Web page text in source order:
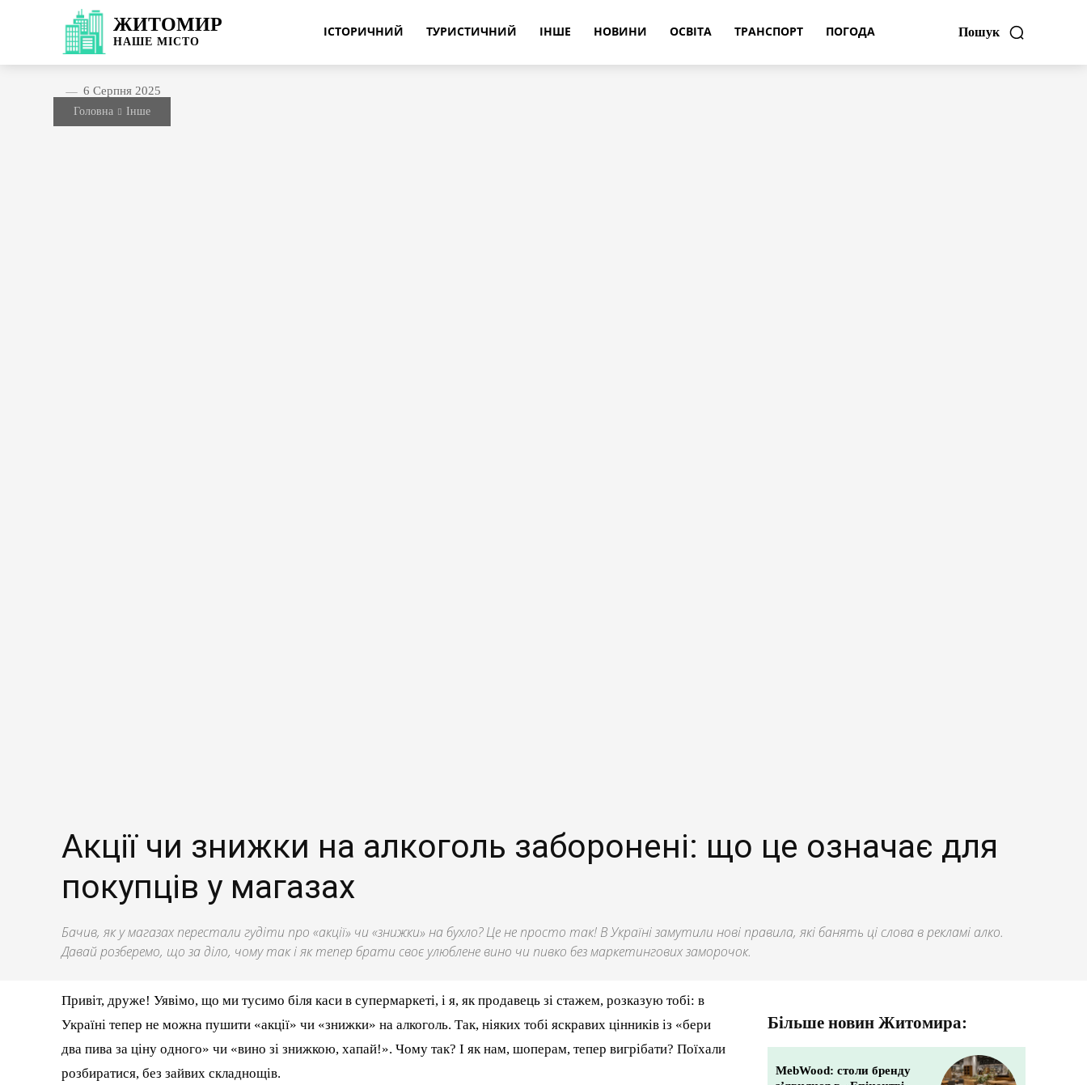
ЖИТОМИР
НАШЕ МІСТО
Пошук
ІСТОРИЧНИЙ ТУРИСТИЧНИЙ ІНШЕ НОВИНИ ОСВІТА ТРАНСПОРТ ПОГОДА
6 Серпня 2025
Головна Інше
Акції чи знижки на алкоголь заборонені: що це означає для
покупців у магазах
Бачив, як у магазах перестали гудіти про «акції» чи «знижки» на бухло? Це не просто так! В Україні замутили нові правила, які банять ці слова в рекламі алко.
Давай розберемо, що за діло, чому так і як тепер брати своє улюблене вино чи пивко без маркетингових заморочок.
Привіт, друже! Уявімо, що ми тусимо біля каси в супермаркеті, і я, як продавець зі стажем, розказую тобі: в
Україні тепер не можна пушити «акції» чи «знижки» на алкоголь. Так, ніяких тобі яскравих цінників із «бери
два пива за ціну одного» чи «вино зі знижкою, хапай!». Чому так? І як нам, шоперам, тепер вигрібати? Поїхали
розбиратися, без зайвих складнощів.
Більше новин Житомира:
MebWood: столи бренду